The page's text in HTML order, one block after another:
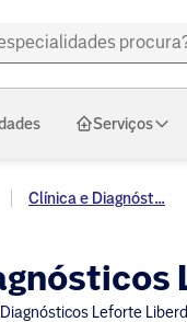
Serviços
Clínica e Diagnóst...
Leforte